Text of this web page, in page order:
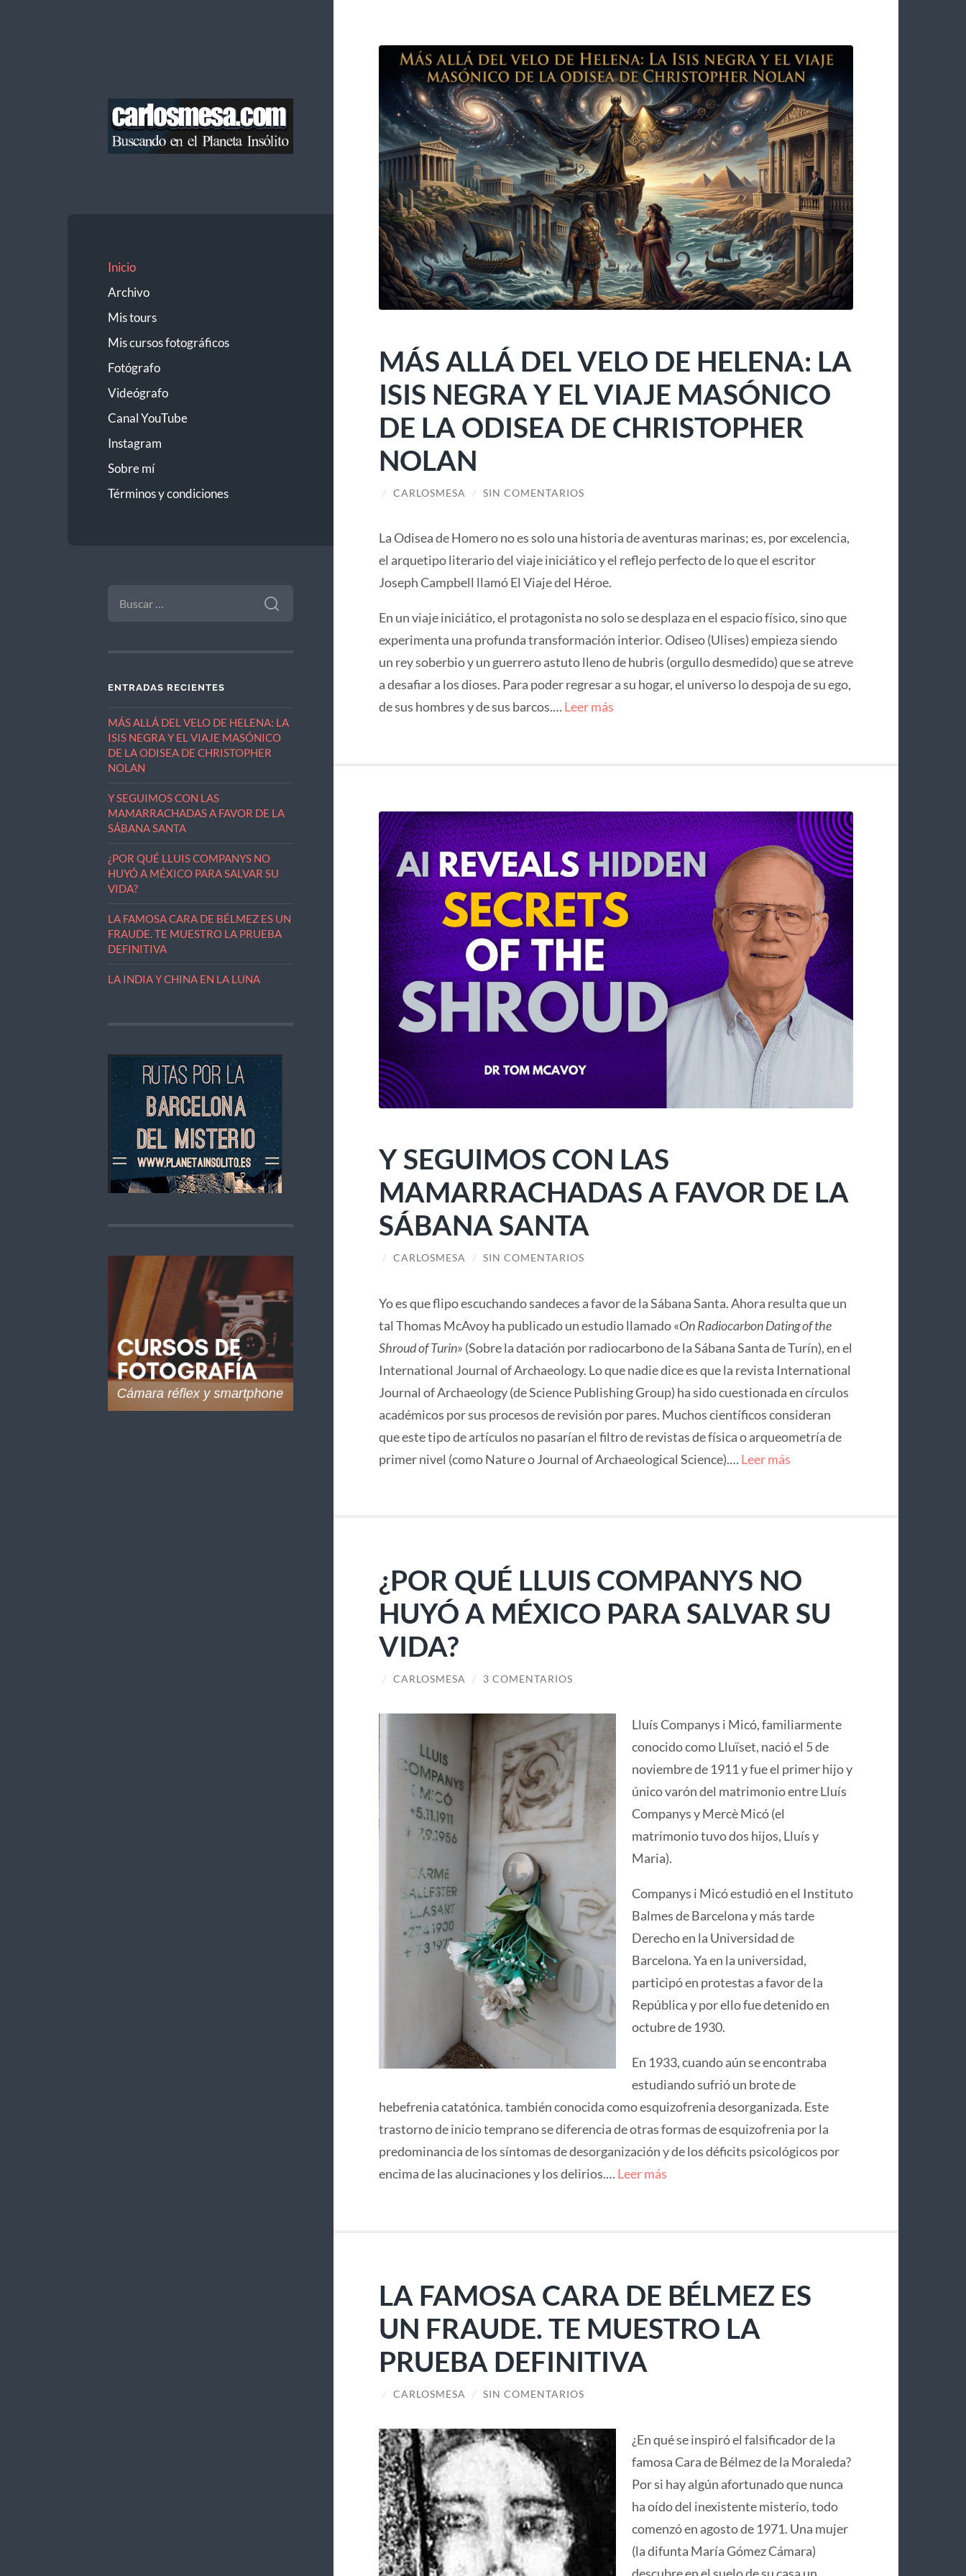
Inicio
Archivo
Mis tours
Mis cursos fotográficos
Fotógrafo
Videógrafo
Canal YouTube
Instagram
Sobre mí
Términos y condiciones
ENTRADAS RECIENTES
MÁS ALLÁ DEL VELO DE HELENA: LA
ISIS NEGRA Y EL VIAJE MASÓNICO
DE LA ODISEA DE CHRISTOPHER
NOLAN
Y SEGUIMOS CON LAS
MAMARRACHADAS A FAVOR DE LA
SÁBANA SANTA
¿POR QUÉ LLUIS COMPANYS NO
HUYÓ A MÉXICO PARA SALVAR SU
VIDA?
LA FAMOSA CARA DE BÉLMEZ ES UN
FRAUDE. TE MUESTRO LA PRUEBA
DEFINITIVA
LA INDIA Y CHINA EN LA LUNA
MÁS ALLÁ DEL VELO DE HELENA: LA
ISIS NEGRA Y EL VIAJE MASÓNICO
DE LA ODISEA DE CHRISTOPHER
NOLAN
/ CARLOSMESA / SIN COMENTARIOS
La Odisea de Homero no es solo una historia de aventuras marinas; es, por excelencia,
el arquetipo literario del viaje iniciático y el reflejo perfecto de lo que el escritor
Joseph Campbell llamó El Viaje del Héroe.
En un viaje iniciático, el protagonista no solo se desplaza en el espacio físico, sino que
experimenta una profunda transformación interior. Odiseo (Ulises) empieza siendo
un rey soberbio y un guerrero astuto lleno de hubris (orgullo desmedido) que se atreve
a desafiar a los dioses. Para poder regresar a su hogar, el universo lo despoja de su ego,
de sus hombres y de sus barcos.…Leer más
Y SEGUIMOS CON LAS
MAMARRACHADAS A FAVOR DE LA
SÁBANA SANTA
/ CARLOSMESA / SIN COMENTARIOS
Yo es que flipo escuchando sandeces a favor de la Sábana Santa. Ahora resulta que un
tal Thomas McAvoy ha publicado un estudio llamado «On Radiocarbon Dating of the
Shroud of Turin» (Sobre la datación por radiocarbono de la Sábana Santa de Turín), en el
International Journal of Archaeology. Lo que nadie dice es que la revista International
Journal of Archaeology (de Science Publishing Group) ha sido cuestionada en círculos
académicos por sus procesos de revisión por pares. Muchos científicos consideran
que este tipo de artículos no pasarían el filtro de revistas de física o arqueometría de
primer nivel (como Nature o Journal of Archaeological Science).…Leer más
¿POR QUÉ LLUIS COMPANYS NO
HUYÓ A MÉXICO PARA SALVAR SU
VIDA?
/ CARLOSMESA / 3 COMENTARIOS
Lluís Companys i Micó, familiarmente
conocido como Lluïset, nació el 5 de
noviembre de 1911 y fue el primer hijo y
único varón del matrimonio entre Lluís
Companys y Mercè Micó (el
matrimonio tuvo dos hijos, Lluís y
Maria).
Companys i Micó estudió en el Instituto
Balmes de Barcelona y más tarde
Derecho en la Universidad de
Barcelona. Ya en la universidad,
participó en protestas a favor de la
República y por ello fue detenido en
octubre de 1930.
En 1933, cuando aún se encontraba
estudiando sufrió un brote de
hebefrenia catatónica. también conocida como esquizofrenia desorganizada. Este
trastorno de inicio temprano se diferencia de otras formas de esquizofrenia por la
predominancia de los síntomas de desorganización y de los déficits psicológicos por
encima de las alucinaciones y los delirios.…Leer más
LA FAMOSA CARA DE BÉLMEZ ES
UN FRAUDE. TE MUESTRO LA
PRUEBA DEFINITIVA
/ CARLOSMESA / SIN COMENTARIOS
¿En qué se inspiró el falsificador de la
famosa Cara de Bélmez de la Moraleda?
Por si hay algún afortunado que nunca
ha oído del inexistente misterio, todo
comenzó en agosto de 1971. Una mujer
(la difunta María Gómez Cámara)